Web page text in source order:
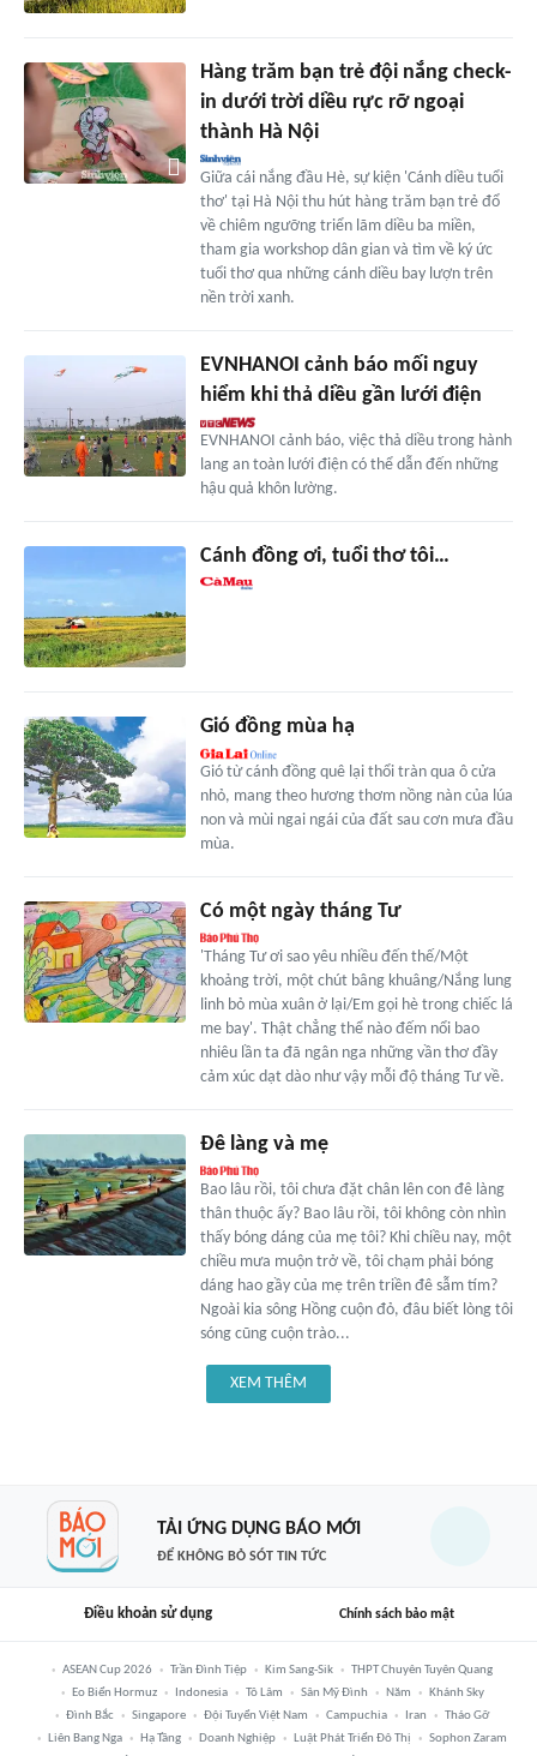
Hàng trăm bạn trẻ đội nắng check-
in dưới trời diều rực rỡ ngoại
thành Hà Nội
Giữa cái nắng đầu Hè, sự kiện 'Cánh diều tuổi
thơ' tại Hà Nội thu hút hàng trăm bạn trẻ đổ
về chiêm ngưỡng triển lãm diều ba miền,
tham gia workshop dân gian và tìm về ký ức
tuổi thơ qua những cánh diều bay lượn trên
nền trời xanh.
EVNHANOI cảnh báo mối nguy
hiểm khi thả diều gần lưới điện
EVNHANOI cảnh báo, việc thả diều trong hành
lang an toàn lưới điện có thể dẫn đến những
hậu quả khôn lường.
Cánh đồng ơi, tuổi thơ tôi…
Gió đồng mùa hạ
Gió từ cánh đồng quê lại thổi tràn qua ô cửa
nhỏ, mang theo hương thơm nồng nàn của lúa
non và mùi ngai ngái của đất sau cơn mưa đầu
mùa.
Có một ngày tháng Tư
'Tháng Tư ơi sao yêu nhiều đến thế/Một
khoảng trời, một chút bâng khuâng/Nắng lung
linh bỏ mùa xuân ở lại/Em gọi hè trong chiếc lá
me bay'. Thật chẳng thể nào đếm nổi bao
nhiêu lần ta đã ngân nga những vần thơ đầy
cảm xúc dạt dào như vậy mỗi độ tháng Tư về.
Đê làng và mẹ
Bao lâu rồi, tôi chưa đặt chân lên con đê làng
thân thuộc ấy? Bao lâu rồi, tôi không còn nhìn
thấy bóng dáng của mẹ tôi? Khi chiều nay, một
chiều mưa muộn trở về, tôi chạm phải bóng
dáng hao gầy của mẹ trên triền đê sẫm tím?
Ngoài kia sông Hồng cuộn đỏ, đâu biết lòng tôi
sóng cũng cuộn trào...
XEM THÊM
TẢI ỨNG DỤNG BÁO MỚI
ĐỂ KHÔNG BỎ SÓT TIN TỨC
Điều khoản sử dụng Chính sách bảo mật
ASEAN Cup 2026 Trần Đình Tiệp Kim Sang-Sik
THPT Chuyên Tuyên Quang
Eo Biển Hormuz
Indonesia Tô Lâm Sân Mỹ Đình Năm
Khánh Sky
Đình Bắc
Singapore Đội Tuyển Việt Nam Campuchia Iran
Tháo Gỡ
Liên Bang Nga
Hạ Tầng Doanh Nghiệp Luật Phát Triển Đô Thị
Sophon Zaram